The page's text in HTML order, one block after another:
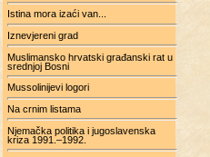
Istina mora izaći van...
Iznevjereni grad
Muslimansko hrvatski građanski rat u
srednjoj Bosni
Mussolinijevi logori
Na crnim listama
Njemačka politika i jugoslavenska
kriza 1991.–1992.